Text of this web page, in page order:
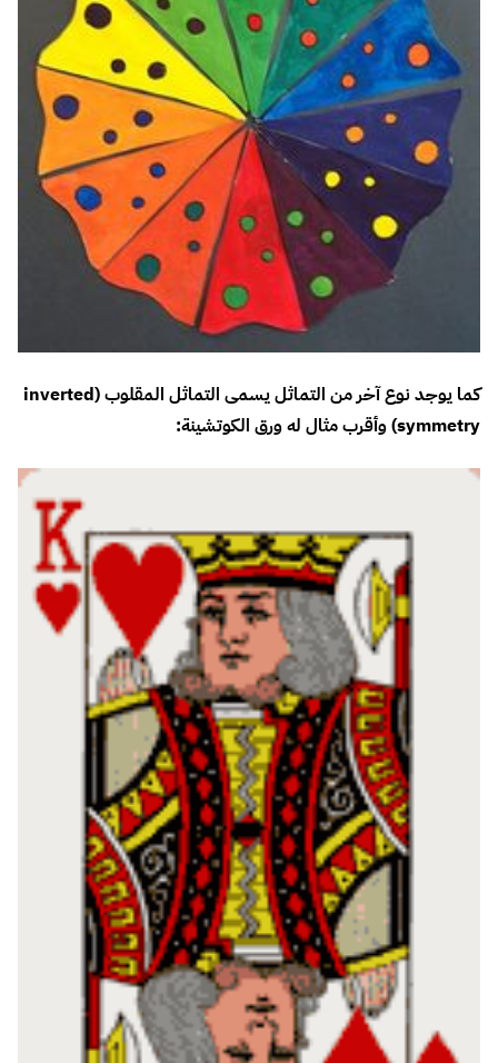
كما يوجد نوع آخر من التماثل يسمى التماثل المقلوب (inverted
symmetry) وأقرب مثال له ورق الكوتشينة:
لكن تذكر أن التماثل المقلوب يستخدم أحيانًا للتعبير عن فكرة